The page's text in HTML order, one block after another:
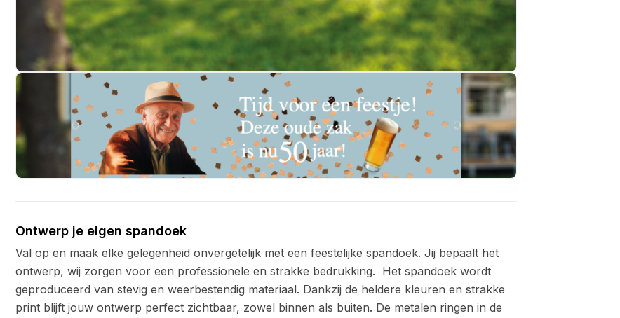
Ontwerp je eigen spandoek
Val op en maak elke gelegenheid onvergetelijk met een feestelijke spandoek. Jij bepaalt het
ontwerp, wij zorgen voor een professionele en strakke bedrukking. Het spandoek wordt
geproduceerd van stevig en weerbestendig materiaal. Dankzij de heldere kleuren en strakke
print blijft jouw ontwerp perfect zichtbaar, zowel binnen als buiten. De metalen ringen in de